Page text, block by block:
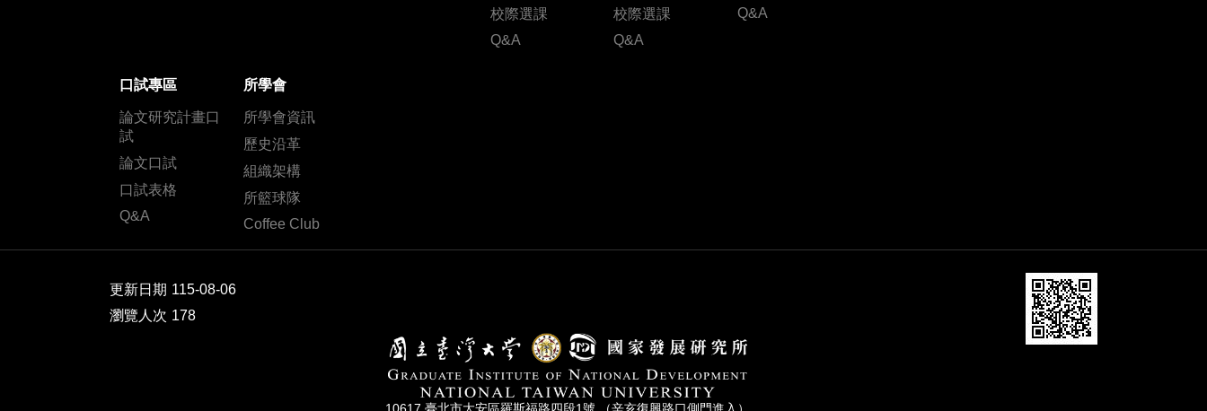
校際選課
Q&A
校際選課
Q&A
Q&A
口試專區
論文研究計畫口
試
論文口試
口試表格
Q&A
所學會
所學會資訊
歷史沿革
組織架構
所籃球隊
Coffee Club
更新日期 115-08-06
瀏覽人次 178